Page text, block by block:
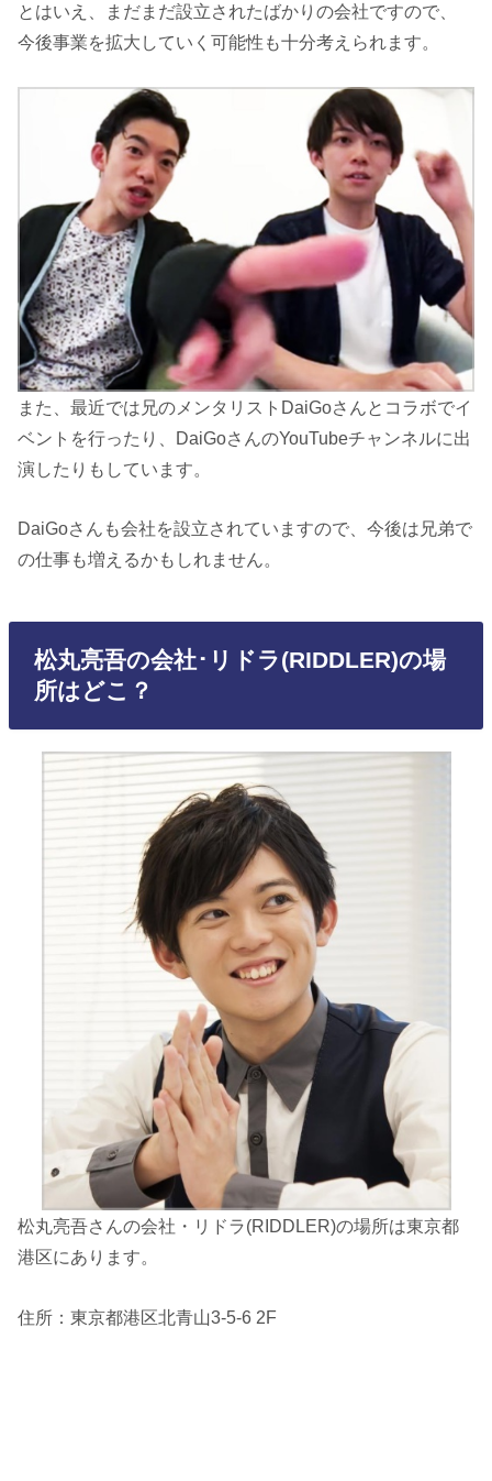
とはいえ、まだまだ設立されたばかりの会社ですので、
今後事業を拡大していく可能性も十分考えられます。
また、最近では兄のメンタリストDaiGoさんとコラボでイ
ベントを行ったり、DaiGoさんのYouTubeチャンネルに出
演したりもしています。
DaiGoさんも会社を設立されていますので、今後は兄弟で
の仕事も増えるかもしれません。
松丸亮吾の会社･リドラ(RIDDLER)の場
所はどこ？
松丸亮吾さんの会社・リドラ(RIDDLER)の場所は東京都
港区にあります。
住所：東京都港区北青山3-5-6 2F